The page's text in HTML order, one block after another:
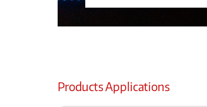
Products Applications